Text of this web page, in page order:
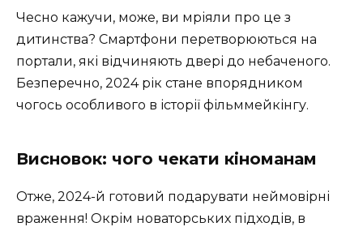
Чесно кажучи, може, ви мріяли про це з
дитинства? Смартфони перетворюються на
портали, які відчиняють двері до небаченого.
Безперечно, 2024 рік стане впорядником
чогось особливого в історії фільммейкінгу.
Висновок: чого чекати кіноманам
Отже, 2024-й готовий подарувати неймовірні
враження! Окрім новаторських підходів, в